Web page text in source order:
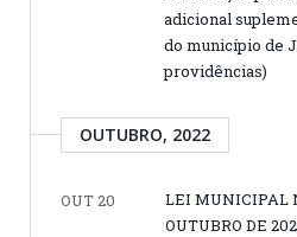
adicional
do município de
providências)
OUTUBRO, 2022
OUT 20
LEI MUNICIPAL
OUTUBRO DE